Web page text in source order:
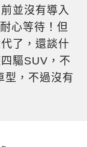
並沒有導入
心等待！但
了，還談什
驅SUV，不
型，不過沒有